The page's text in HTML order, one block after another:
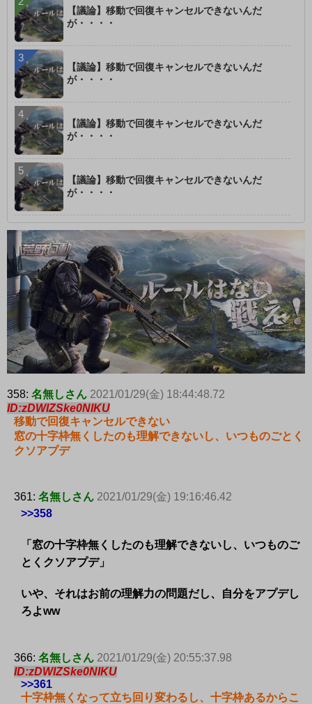
【議論】移動で回復キャンセルできないんだ
が・・・・
【議論】移動で回復キャンセルできないんだ
が・・・・
【議論】移動で回復キャンセルできないんだ
が・・・・
【議論】移動で回復キャンセルできないんだ
が・・・・
358: 名無しさん 2021/01/29(金) 18:44:48.72
ID:zDWIZSke0NIKU
移動で回復キャンセルできない
窓の十字枠無くしたのも理解できないし、いつものごとく
クソアプデ
361: 名無しさん 2021/01/29(金) 19:16:46.42
>>358
「窓の十字枠無くしたのも理解できないし、いつものご
とくクソアプデ」
いや、それはお前の理解力の問題だし、自分をアプデし
ろよww
366: 名無しさん 2021/01/29(金) 20:55:37.98
ID:zDWIZSke0NIKU
>>361
十字枠無くなって立ち回り変わるし、十字枠あるからこ